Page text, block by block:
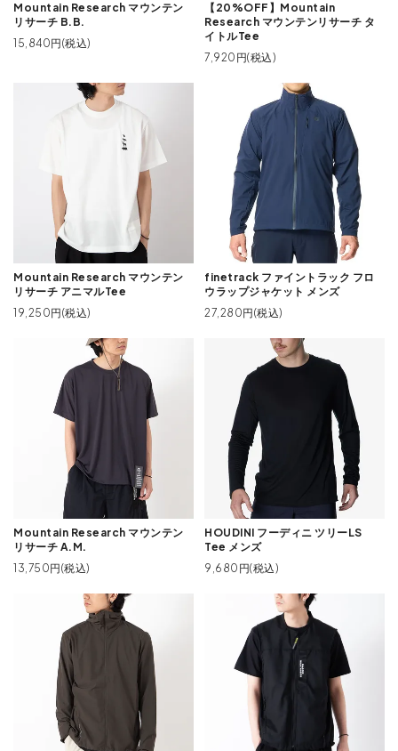
Mountain Research マウンテン
リサーチ B.B.
15,840円(税込)
【20%OFF】Mountain
Research マウンテンリサーチ タ
イトルTee
7,920円(税込)
Mountain Research マウンテン
リサーチ アニマルTee
19,250円(税込)
finetrack ファイントラック フロ
ウラップジャケット メンズ
27,280円(税込)
Mountain Research マウンテン
リサーチ A.M.
13,750円(税込)
HOUDINI フーディニ ツリーLS
Tee メンズ
9,680円(税込)